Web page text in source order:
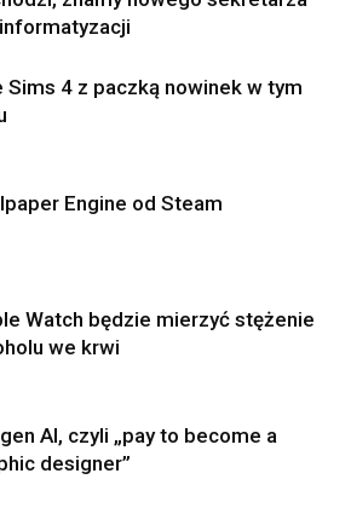
Sims 4 z paczką nowinek w tym
Engine od Steam
Watch będzie mierzyć stężenie
we krwi
AI, czyli „pay to become a
designer”